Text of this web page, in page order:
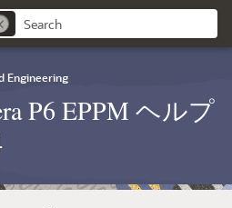
Engineering
P6 EPPM ヘルプ